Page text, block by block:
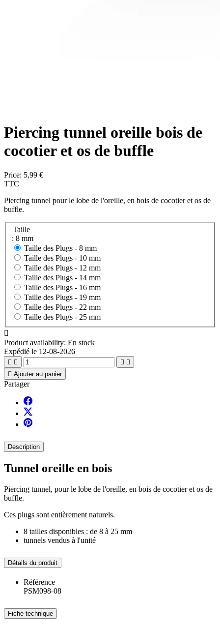
Piercing tunnel oreille bois de
cocotier et os de buffle
Price: 5,99 €
TTC
Piercing tunnel pour le lobe de l'oreille, en bois de cocotier et os de
buffle.
Taille
: 8 mm
Taille des Plugs - 8 mm
Taille des Plugs - 10 mm
Taille des Plugs - 12 mm
Taille des Plugs - 14 mm
Taille des Plugs - 16 mm
Taille des Plugs - 19 mm
Taille des Plugs - 22 mm
Taille des Plugs - 25 mm

Product availability: En stock
Expédié le 12-08-2026
   
 Ajouter au panier
Partager
Description
Tunnel oreille en bois
Piercing tunnel, pour le lobe de l'oreille, en bois de cocotier et os de
buffle.
Ces plugs sont entièrement naturels.
8 tailles disponibles : de 8 à 25 mm
tunnels vendus à l'unité
Détails du produit
Référence
PSM098-08
Fiche technique